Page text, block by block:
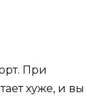
При
хуже, и вы